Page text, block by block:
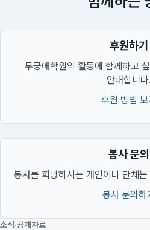
후원하기
무궁애학원의 활동에 함께하고
안내합니다.
후원 방법 보
봉사 문의
봉사를 희망하시는 개인이나 단체
봉사 문의하
소식·공개자료